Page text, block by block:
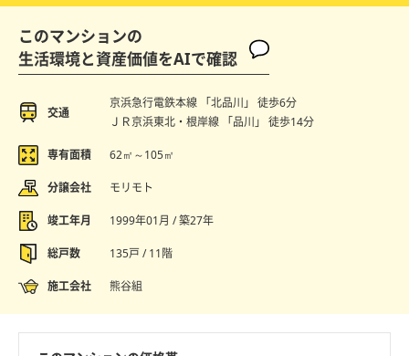
このマンションの
生活環境と資産価値をAIで確認
交通
京浜急行電鉄本線 「北品川」 徒歩6分
ＪＲ京浜東北・根岸線 「品川」 徒歩14分
専有面積 62㎡～105㎡
分譲会社 モリモト
竣工年月 1999年01月 / 築27年
総戸数 135戸 / 11階
施工会社 熊谷組